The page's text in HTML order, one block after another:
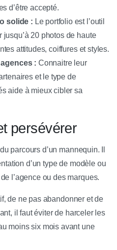
d’être accepté.
solide : Le portfolio est l’outil
20 photos de haute
attitudes, coiffures et styles.
: Connaitre leur
et le type de
aide à mieux cibler sa
persévérer
parcours d’un mannequin. Il
d’un type de modèle ou
l’agence ou des marques.
de ne pas abandonner et de
il faut éviter de harceler les
moins six mois avant une